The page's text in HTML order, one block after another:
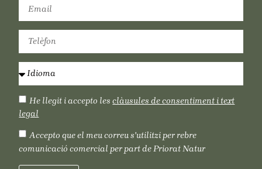
He llegit i accepto lesclàusules de consentiment i text
legal
Accepto que el meu correu s'utilitzi per rebre
comunicació comercial per part de Priorat Natur